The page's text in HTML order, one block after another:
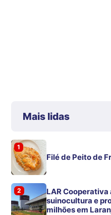
Mais lidas
1
Filé de Peito de
2
LAR
suinocultura e
milhões em